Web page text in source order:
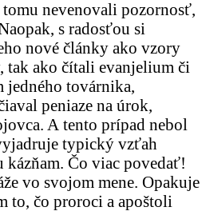
nevenovali pozornosť,
s radosťou si
nové články ako vzory
tak ako čítali evanjelium či
továrnika,
peniaze na úrok,
A tento prípad nebol
typický vzťah
Čo viac povedať!
vo svojom mene. Opakuje
to, čo proroci a apoštoli